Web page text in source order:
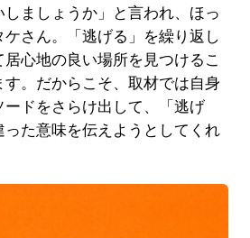
ましょうか」と言われ、ほっ
ケさん。「逃げる」を繰り返し
心地の良い場所を見つけるこ
す。だからこそ、取材では自身
ドをさらけ出して、「逃げ
った意味を伝えようとしてくれ